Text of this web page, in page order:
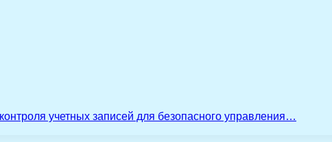
учетных записей для безопасного управления…